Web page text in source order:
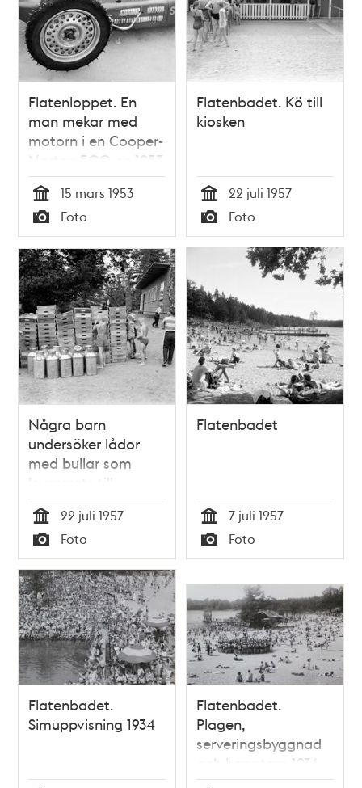
Flatenloppet. En
man mekar med
motorn i en Cooper-
Norton 500 cc 1953
Tid
15 mars 1953
Typ
Foto
Flatenbadet. Kö till
kiosken
Tid
22 juli 1957
Typ
Foto
Några barn
undersöker lådor
med bullar som
levererats till
Flatenbadet
Tid
22 juli 1957
Typ
Foto
Flatenbadet
Tid
7 juli 1957
Typ
Foto
Flatenbadet.
Simuppvisning 1934
Flatenbadet.
Plagen,
serveringsbyggnad
och hopptorn 1936